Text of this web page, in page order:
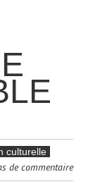
culturelle
de commentaire